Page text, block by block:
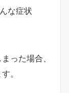
った場合、
。